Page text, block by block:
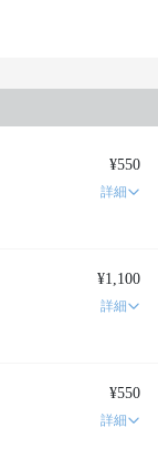
¥550
詳細
¥1,100
詳細
¥550
詳細